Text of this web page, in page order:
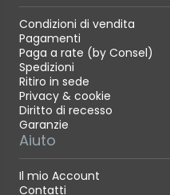
Condizioni di vendita
Pagamenti
Paga a rate (by Consel)
Spedizioni
Ritiro in sede
Privacy & cookie
Diritto di recesso
Garanzie
Aiuto
Il mio Account
Contatti